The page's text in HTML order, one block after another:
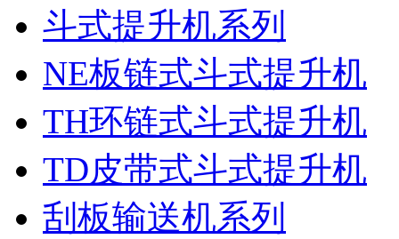
斗式提升机系列
NE板链式斗式提升机
TH环链式斗式提升机
TD皮带式斗式提升机
刮板输送机系列